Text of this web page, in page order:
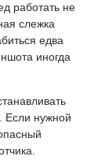
работать не
слежка
едва
иногда
Если нужной